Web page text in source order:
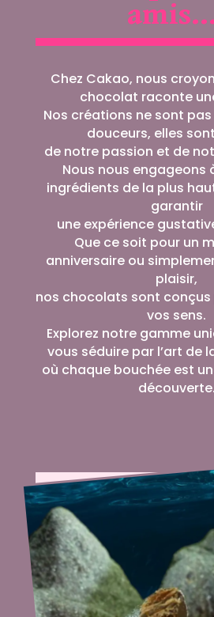
Chez Cakao, nous
chocolat raconte
Nos créations ne sont
douceurs, elles
de notre passion et de
Nous nous engageons
ingrédients de la plus
garantir
une expérience
Que ce soit pour un
anniversaire ou
plaisir,
nos chocolats sont conçus
vos sens.
Explorez notre gamme
vous séduire par l’art de
où chaque bouchée est
découverte.